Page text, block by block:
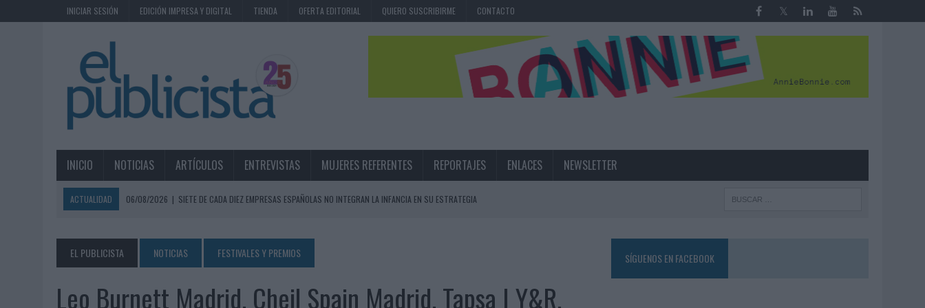
INICIAR SESIÓN EDICIÓN IMPRESA Y DIGITAL TIENDA OFERTA EDITORIAL QUIERO SUSCRIBIRME CONTACTO
INICIO NOTICIAS ARTÍCULOS ENTREVISTAS MUJERES REFERENTES REPORTAJES ENLACES NEWSLETTER
ACTUALIDAD 06/08/2026 | SIETE DE CADA DIEZ EMPRESAS ESPAÑOLAS NO INTEGRAN LA INFANCIA EN SU ESTRATEGIA
06/08/2026 | EL USO DE LA IA GENERATIVA ALCANZA YA AL 62% DE LOS ESPAÑOLES
06/08/2026
SYSTEM1 NOMBRA A KIMBERLY BASTONI COMO NUEVA DIRECTORA COMERCIAL GLOBAL
EL PUBLICISTA NOTICIAS FESTIVALES Y PREMIOS
Leo Burnett Madrid, Cheil Spain Madrid, Tapsa | Y&R,
SÍGUENOS EN FACEBOOK